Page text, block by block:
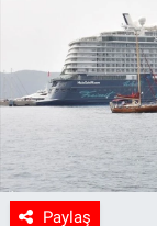
Paylaş
Sağlık
Spor
Yaşam
Tarım